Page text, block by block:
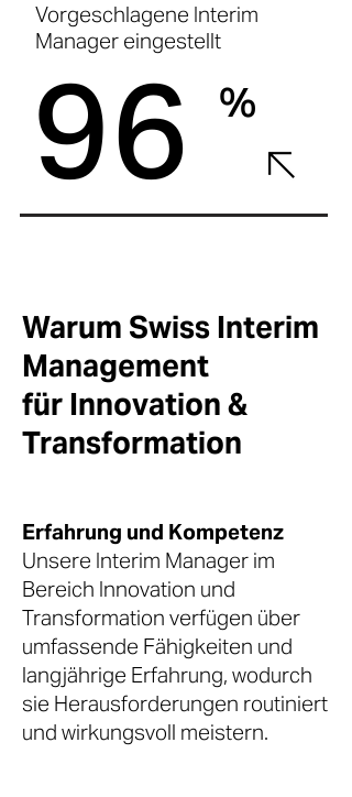
Vorgeschlagene Interim
Manager eingestellt
96 %
Warum Swiss Interim
Management
für Innovation &
Transformation
Erfahrung und Kompetenz
Unsere Interim Manager im
Bereich Innovation und
Transformation verfügen über
umfassende Fähigkeiten und
langjährige Erfahrung, wodurch
sie Herausforderungen routiniert
und wirkungsvoll meistern.